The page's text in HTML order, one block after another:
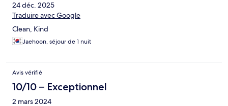
24 déc. 2025
Traduire avec Google
Clean, Kind
Jaehoon, séjour de 1 nuit
Avis vérifié
10/10 – Exceptionnel
2 mars 2024